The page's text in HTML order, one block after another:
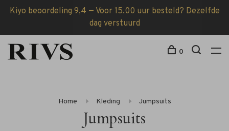
Kiyo beoordeling 9,4 — Voor 15.00 uur besteld? Dezelfde
dag verstuurd
0
Home Kleding Jumpsuits
Jumpsuits